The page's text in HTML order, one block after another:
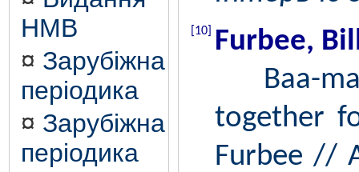
НМВ
¤ Зарубіжна
періодика
¤ Зарубіжна
періодика
[10]
Furbee,
Baa-
together
Furbee //